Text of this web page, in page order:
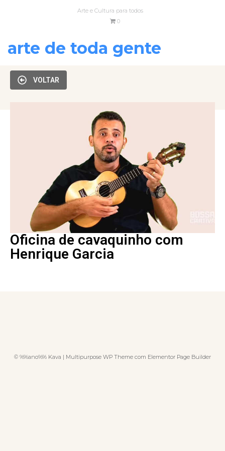
Arte e Cultura para todos
0
arte de toda gente
VOLTAR
Oficina de cavaquinho com
Henrique Garcia
© %%ano%% Kava | Multipurpose WP Theme com Elementor Page Builder